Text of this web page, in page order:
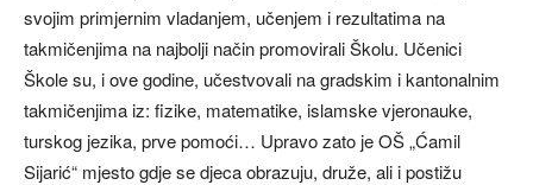
svojim primjernim vladanjem, učenjem i rezultatima na
takmičenjima na najbolji način promovirali Školu. Učenici
Škole su, i ove godine, učestvovali na gradskim i kantonalnim
takmičenjima iz: fizike, matematike, islamske vjeronauke,
turskog jezika, prve pomoći… Upravo zato je OŠ „Ćamil
Sijarić“ mjesto gdje se djeca obrazuju, druže, ali i postižu